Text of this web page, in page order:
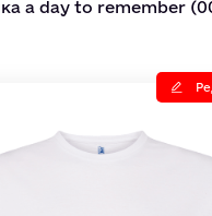
a day to remember